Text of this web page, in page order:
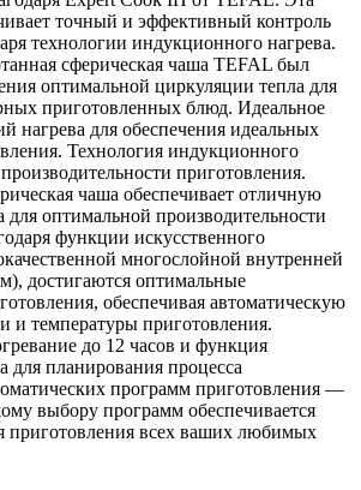
точный и эффективный контроль
технологии индукционного нагрева.
сферическая чаша TEFAL был
оптимальной циркуляции тепла для
приготовленных блюд. Идеальное
нагрева для обеспечения идеальных
Технология индукционного
приготовления.
чаша обеспечивает отличную
оптимальной производительности
функции искусственного
многослойной внутренней
достигаются оптимальные
обеспечивая автоматическую
и температуры приготовления.
до 12 часов и функция
для планирования процесса
программ приготовления —
выбору программ обеспечивается
приготовления всех ваших любимых